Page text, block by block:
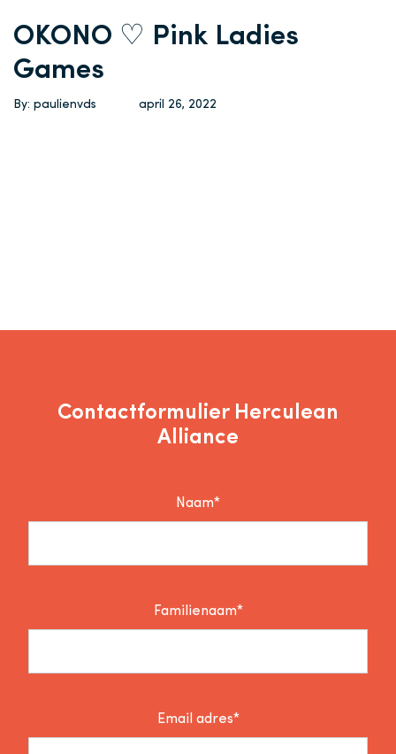
OKONO ♡ Pink Ladies
Games
By: paulienvds april 26, 2022
Contactformulier Herculean
Alliance
Naam*
Familienaam*
Email adres*